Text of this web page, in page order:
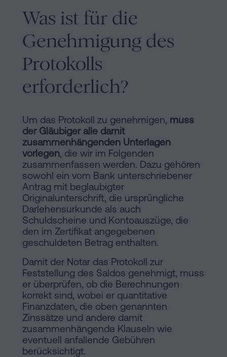
Was ist für die
Genehmigung des
Protokolls
erforderlich?
Um das Protokoll zu genehmigen, muss
der Gläubiger alle damit
zusammenhängenden Unterlagen
vorlegen, die wir im Folgenden
zusammenfassen werden. Dazu gehören
sowohl ein vom Bank unterschriebener
Antrag mit beglaubigter
Originalunterschrift, die ursprüngliche
Darlehensurkunde als auch
Schuldscheine und Kontoauszüge, die
den im Zertifikat angegebenen
geschuldeten Betrag enthalten.
Damit der Notar das Protokoll zur
Feststellung des Saldos genehmigt, muss
er überprüfen, ob die Berechnungen
korrekt sind, wobei er quantitative
Finanzdaten, die oben genannten
Zinssätze und andere damit
zusammenhängende Klauseln wie
eventuell anfallende Gebühren
berücksichtigt.